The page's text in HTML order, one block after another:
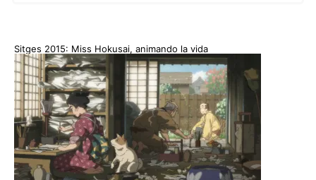
Sitges 2015: Miss Hokusai, animando la vida